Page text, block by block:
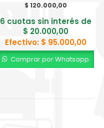
$ 120.000,00
6 cuotas sin interés de
$ 20.000,00
Efectivo: $ 95.000,00
Comprar por Whatsapp